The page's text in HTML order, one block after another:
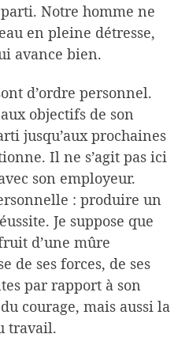
Notre homme ne
en pleine détresse,
avance bien.
d’ordre personnel.
objectifs de son
jusqu’aux prochaines
Il ne s’agit pas ici
son employeur.
: produire un
Je suppose que
d’une mûre
de ses forces, de ses
par rapport à son
courage, mais aussi la
travail.